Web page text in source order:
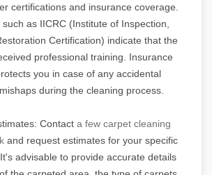
certifications and insurance coverage.
as IICRC (Institute of Inspection,
Certification) indicate that the
professional training. Insurance
you in case of any accidental
during the cleaning process.
Contact a few carpet cleaning
and request estimates for your specific
advisable to provide accurate details